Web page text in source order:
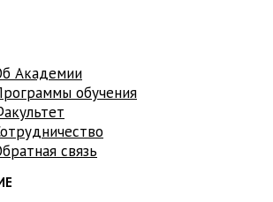
Академии
обучения
связь